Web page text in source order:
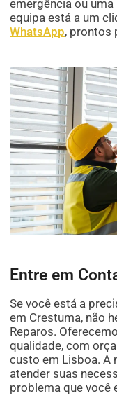
emergência ou
equipa está a um
WhatsApp, prontos
Entre em
Se você está a
em Crestuma, não
Reparos.
qualidade, com
custo em Lisboa. A
atender suas
problema que você